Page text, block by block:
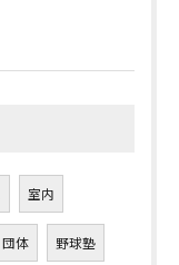
室内
団体 野球塾